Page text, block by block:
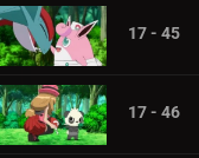
17 - 45
17 - 46